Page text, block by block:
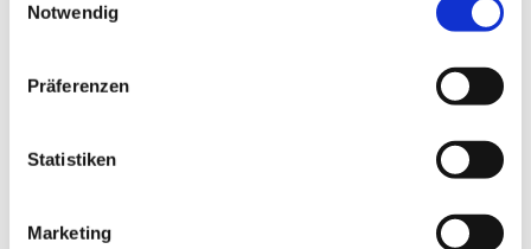
Notwendig
Präferenzen
Statistiken
Marketing